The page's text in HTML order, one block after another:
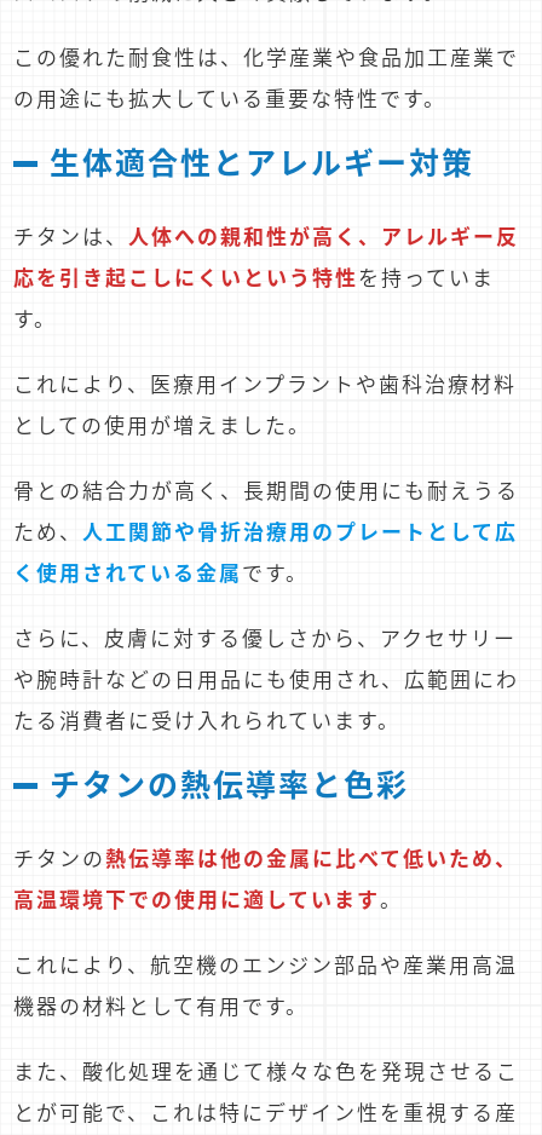
この優れた耐食性は、化学産業や食品加工産業で
の用途にも拡大している重要な特性です。
生体適合性とアレルギー対策
チタンは、 人体への親和性が高く、アレルギー反
応を引き起こしにくいという特性 を持っていま
す。
これにより、医療用インプラントや歯科治療材料
としての使用が増えました。
骨との結合力が高く、長期間の使用にも耐えうる
ため、 人工関節や骨折治療用のプレートとして広
く使用されている金属です。
さらに、皮膚に対する優しさから、アクセサリー
や腕時計などの日用品にも使用され、広範囲にわ
たる消費者に受け入れられています。
チタンの熱伝導率と色彩
チタンの熱伝導率は他の金属に比べて低いため、
高温環境下での使用に適しています。
これにより、航空機のエンジン部品や産業用高温
機器の材料として有用です。
また、酸化処理を通じて様々な色を発現させるこ
とが可能で、これは特にデザイン性を重視する産